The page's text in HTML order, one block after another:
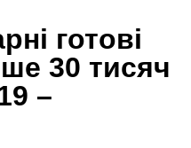
готові
30 тисяч
–